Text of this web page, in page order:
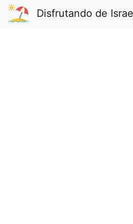
Disfrutando de